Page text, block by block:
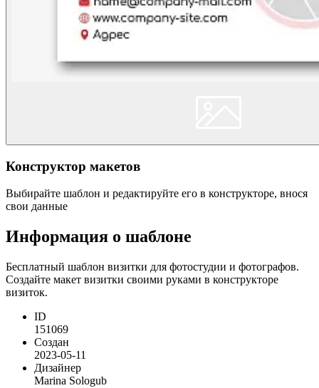
Конструктор макетов
Выбирайте шаблон и редактируйте его в конструкторе, внося
свои данные
Информация о шаблоне
Бесплатный шаблон визитки для фотостудии и фотографов.
Создайте макет визитки своими руками в конструкторе
визиток.
ID
151069
Создан
2023-05-11
Дизайнер
Marina Sologub